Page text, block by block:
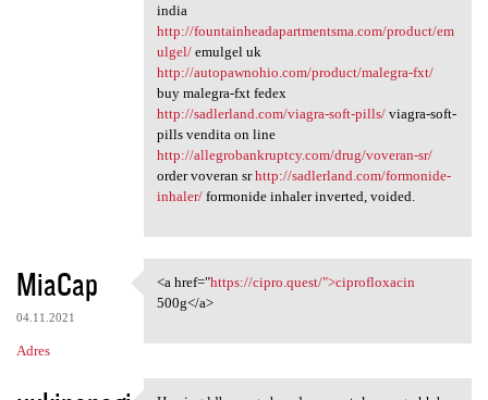
india
http://fountainheadapartmentsma.com/product/em
ulgel/emulgel uk
http://autopawnohio.com/product/malegra-fxt/
buy malegra-fxt fedex
http://sadlerland.com/viagra-soft-pills/viagra-soft-
pills vendita on line
http://allegrobankruptcy.com/drug/voveran-sr/
order voveran srhttp://sadlerland.com/formonide-
inhaler/formonide inhaler inverted, voided.
MiaCap
04.11.2021
Adres
<a href="https://cipro.quest/
<a href="https://cipro.quest/">ciprofloxacin
500g</a>